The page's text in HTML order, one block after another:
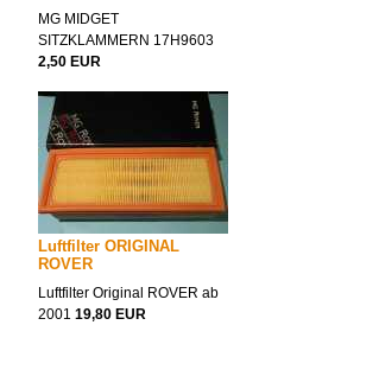
MG MIDGET
SITZKLAMMERN 17H9603
2,50 EUR
Luftfilter ORIGINAL
ROVER
Luftfilter Original ROVER ab
2001 19,80 EUR